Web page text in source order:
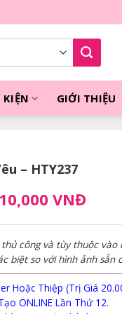
KIỆN GIỚI THIỆU
– HTY237
VNĐ
công và tùy thuộc
biệt so với hình ảnh sẵn
Hoặc Thiệp (Trị Giá
ONLINE Lần Thứ 12.